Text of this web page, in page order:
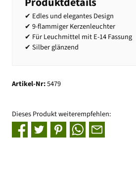
✔ Edles und elegantes Design
✔ 9-flammiger Kerzenleuchter
✔ Für Leuchmittel mit E-14 Fassung
✔ Silber glänzend
Artikel-Nr:5479
Dieses Produkt weiterempfehlen: